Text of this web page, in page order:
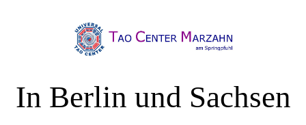
In Berlin und Sachsen